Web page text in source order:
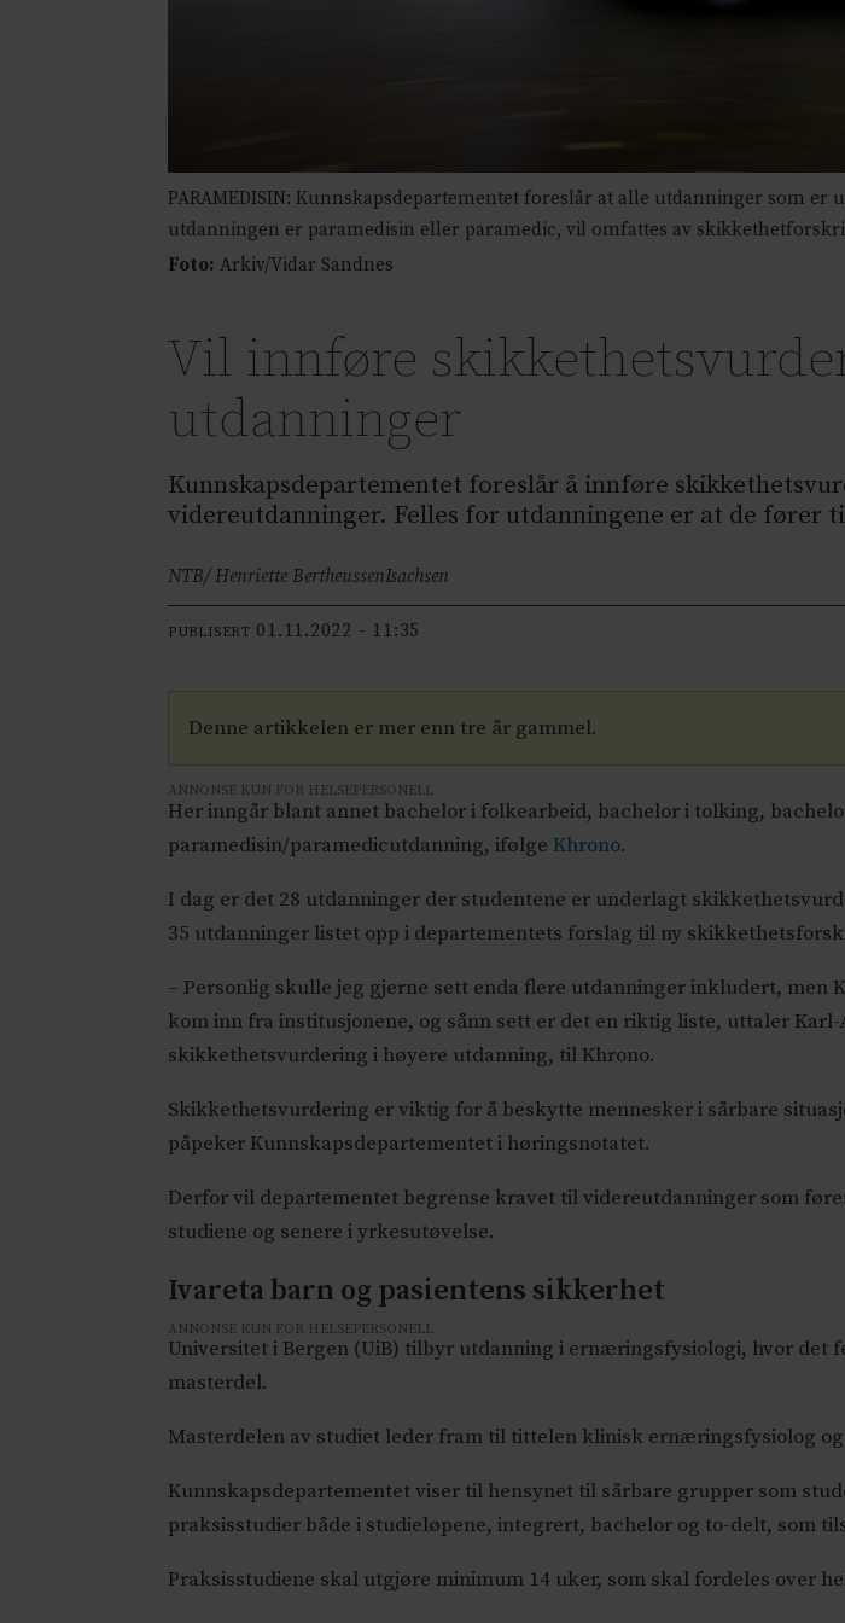
PARAMEDISIN: Kunnskapsdepartementet foreslår at alle utdanninger som
utdanningen er paramedisin eller paramedic, vil omfattes av
Foto: Arkiv/Vidar Sandnes
Vil innføre
utdanninger
Kunnskapsdepartementet foreslår å innføre
videreutdanninger. Felles for utdanningene er at de fører
NTB/ Henriette BertheussenIsachsen
PUBLISERT 01.11.2022 - 11:35
Denne artikkelen er mer enn tre år gammel.
ANNONSE KUN FOR HELSEPERSONELL
Her inngår blant annet bachelor i folkearbeid, bachelor i tolking,
paramedisin/paramedicutdanning, ifølgeKhrono.
I dag er det 28 utdanninger der studentene er underlagt
35 utdanninger listet opp i departementets forslag til ny
– Personlig skulle jeg gjerne sett enda flere utdanninger inkludert, men
kom inn fra institusjonene, og sånn sett er det en riktig liste, uttaler
skikkethetsvurdering i høyere utdanning, til Khrono.
Skikkethetsvurdering er viktig for å beskytte mennesker i sårbare
påpeker Kunnskapsdepartementet i høringsnotatet.
Derfor vil departementet begrense kravet til videreutdanninger som
studiene og senere i yrkesutøvelse.
Ivareta barn og pasientens sikkerhet
ANNONSE KUN FOR HELSEPERSONELL
Universitet i Bergen (UiB) tilbyr utdanning i ernæringsfysiologi, hvor det
masterdel.
Masterdelen av studiet leder fram til tittelen klinisk ernæringsfysiolog
Kunnskapsdepartementet viser til hensynet til sårbare grupper som
praksisstudier både i studieløpene, integrert, bachelor og to-delt, som
Praksisstudiene skal utgjøre minimum 14 uker, som skal fordeles over